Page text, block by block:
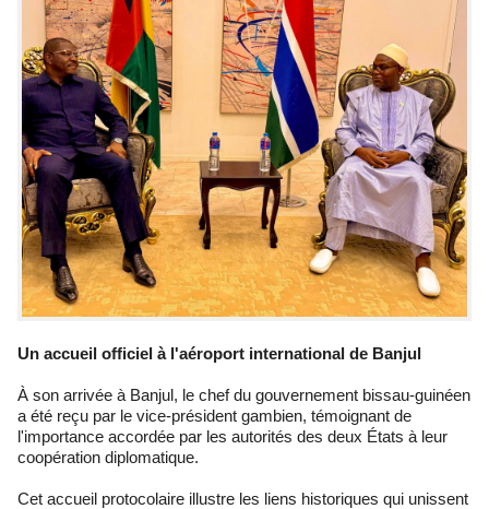
Un accueil officiel à l'aéroport international de Banjul
À son arrivée à Banjul, le chef du gouvernement bissau-guinéen
a été reçu par le vice-président gambien, témoignant de
l'importance accordée par les autorités des deux États à leur
coopération diplomatique.
Cet accueil protocolaire illustre les liens historiques qui unissent